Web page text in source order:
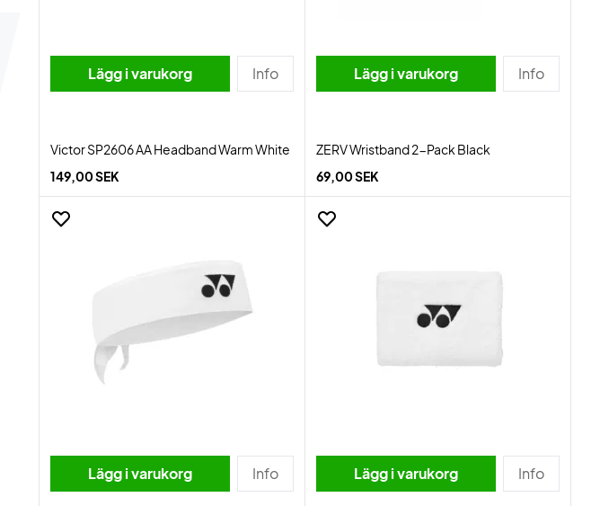
Lägg i varukorg Info
Victor SP2606 AA Headband Warm White
149,00 SEK
Lägg i varukorg Info
ZERV Wristband 2-Pack Black
69,00 SEK
Lägg i varukorg Info Lägg i varukorg Info